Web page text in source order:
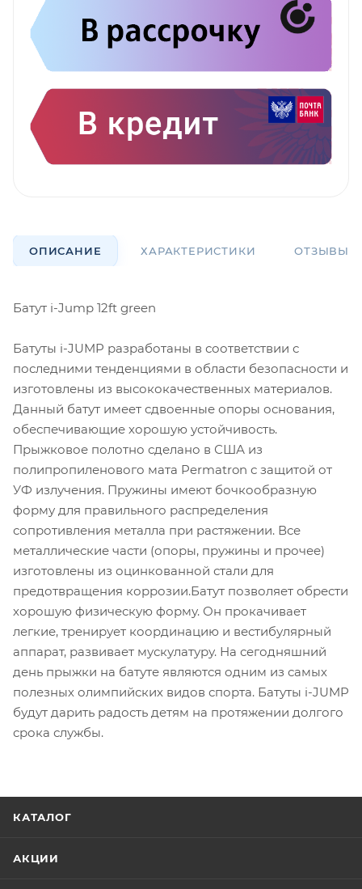
ОПИСАНИЕ ХАРАКТЕРИСТИКИ ОТЗЫВЫ
Батут i-Jump 12ft green
Батуты i-JUMP разработаны в соответствии с
последними тенденциями в области безопасности и
изготовлены из высококачественных материалов.
Данный батут имеет сдвоенные опоры основания,
обеспечивающие хорошую устойчивость.
Прыжковое полотно сделано в США из
полипропиленового мата Permatron с защитой от
УФ излучения. Пружины имеют бочкообразную
форму для правильного распределения
сопротивления металла при растяжении. Все
металлические части (опоры, пружины и прочее)
изготовлены из оцинкованной стали для
предотвращения коррозии.Батут позволяет обрести
хорошую физическую форму. Он прокачивает
легкие, тренирует координацию и вестибулярный
аппарат, развивает мускулатуру. На сегодняшний
день прыжки на батуте являются одним из самых
полезных олимпийских видов спорта. Батуты i-JUMP
будут дарить радость детям на протяжении долгого
срока службы.
КАТАЛОГ
АКЦИИ